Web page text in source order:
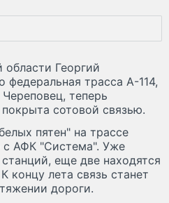
области Георгий
трасса А-114,
теперь
сотовой связью.
пятен" на трассе
с АФК "Система". Уже
еще две находятся
концу лета связь станет
дороги.